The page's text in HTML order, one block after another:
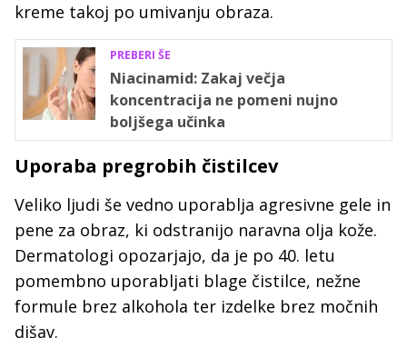
kreme takoj po umivanju obraza.
PREBERI ŠE
Niacinamid: Zakaj večja
koncentracija ne pomeni nujno
boljšega učinka
Uporaba pregrobih čistilcev
Veliko ljudi še vedno uporablja agresivne gele in
pene za obraz, ki odstranijo naravna olja kože.
Dermatologi opozarjajo, da je po 40. letu
pomembno uporabljati blage čistilce, nežne
formule brez alkohola ter izdelke brez močnih
dišav.